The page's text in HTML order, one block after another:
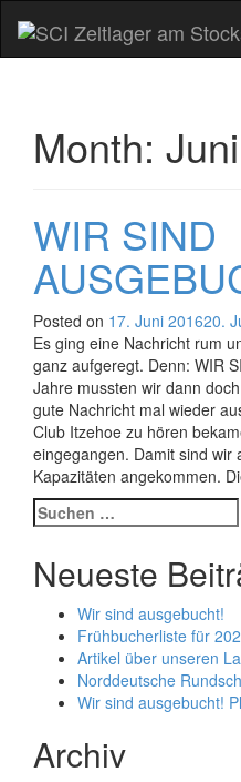
Month:
WIR SIND
Posted on 17. Juni 201620.
Es ging eine Nachricht rum
ganz aufgeregt. Denn: WIR
Jahre mussten wir dann
gute Nachricht mal wieder
Club Itzehoe zu hören
eingegangen. Damit sind wir
Kapazitäten angekommen.
Posts
navigation
Suchen
nach:
Neueste
Wir sind ausgebucht!
Frühbucherliste für
Artikel über unseren
Norddeutsche
Wir sind ausgebucht!
Archiv